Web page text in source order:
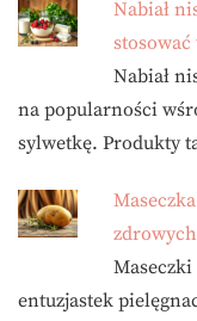
Nabiał
Nabiał
na popularności
sylwetkę. Produkty
entuzjastek